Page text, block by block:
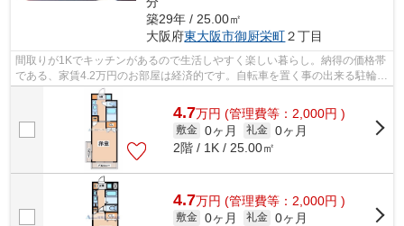
築29年 / 25.00㎡
大阪府東大阪市御厨栄町２丁目
間取りが1Kでキッチンがあるので生活しやすく楽しい暮らし。納得の価格帯
である、家賃4.2万円のお部屋は経済的です。自転車を置く事の出来る駐輪場
も完備しています。皆様の生活環境に...
4.7万円 (管理費等：2,000円 )
敷金 0ヶ月 礼金 0ヶ月
2階 / 1K / 25.00㎡
4.7万円 (管理費等：2,000円 )
敷金 0ヶ月 礼金 0ヶ月